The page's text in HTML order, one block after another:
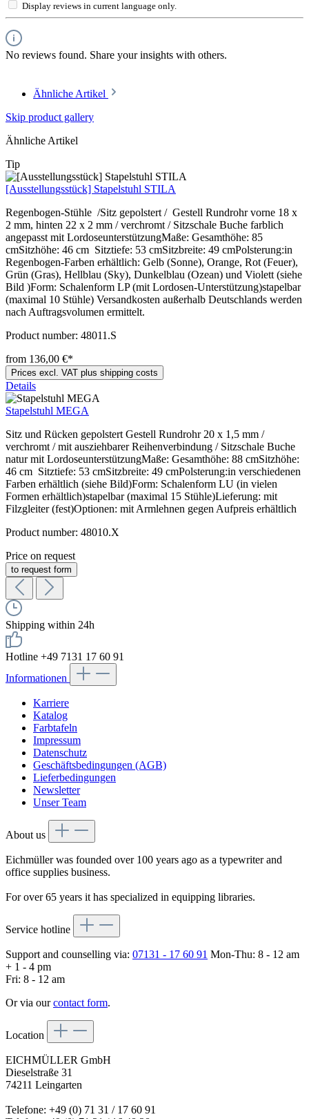
Display reviews in current language only.
No reviews found. Share your insights with others.
Ähnliche Artikel
Skip product gallery
Ähnliche Artikel
Tip
[Ausstellungsstück] Stapelstuhl STILA
Regenbogen-Stühle /Sitz gepolstert / Gestell Rundrohr vorne 18 x
2 mm, hinten 22 x 2 mm / verchromt / Sitzschale Buche farblich
angepasst mit LordoseunterstützungMaße: Gesamthöhe: 85
cmSitzhöhe: 46 cm Sitztiefe: 53 cmSitzbreite: 49 cmPolsterung:in
Regenbogen-Farben erhältlich: Gelb (Sonne), Orange, Rot (Feuer),
Grün (Gras), Hellblau (Sky), Dunkelblau (Ozean) und Violett (siehe
Bild )Form: Schalenform LP (mit Lordosen-Unterstützung)stapelbar
(maximal 10 Stühle) Versandkosten außerhalb Deutschlands werden
nach Auftragsvolumen ermittelt.
Product number: 48011.S
from 136,00 €*
Prices excl. VAT plus shipping costs
Details
Stapelstuhl MEGA
Sitz und Rücken gepolstert Gestell Rundrohr 20 x 1,5 mm /
verchromt / mit ausziehbarer Reihenverbindung / Sitzschale Buche
natur mit LordoseunterstützungMaße: Gesamthöhe: 88 cmSitzhöhe:
46 cm Sitztiefe: 53 cmSitzbreite: 49 cmPolsterung:in verschiedenen
Farben erhältlich (siehe Bild)Form: Schalenform LU (in vielen
Formen erhältlich)stapelbar (maximal 15 Stühle)Lieferung: mit
Filzgleiter (fest)Optionen: mit Armlehnen gegen Aufpreis erhältlich
Product number: 48010.X
Price on request
to request form
Shipping within 24h
Hotline +49 7131 17 60 91
Informationen
Karriere
Katalog
Farbtafeln
Impressum
Datenschutz
Geschäftsbedingungen (AGB)
Lieferbedingungen
Newsletter
Unser Team
About us
Eichmüller was founded over 100 years ago as a typewriter and
office supplies business.
For over 65 years it has specialized in equipping libraries.
Service hotline
Support and counselling via: 07131 - 17 60 91 Mon-Thu: 8 - 12 am
+ 1 - 4 pm
Fri: 8 - 12 am
Or via ourcontact form.
Location
EICHMÜLLER GmbH
Dieselstraße 31
74211 Leingarten
Telefone: +49 (0) 71 31 / 17 60 91